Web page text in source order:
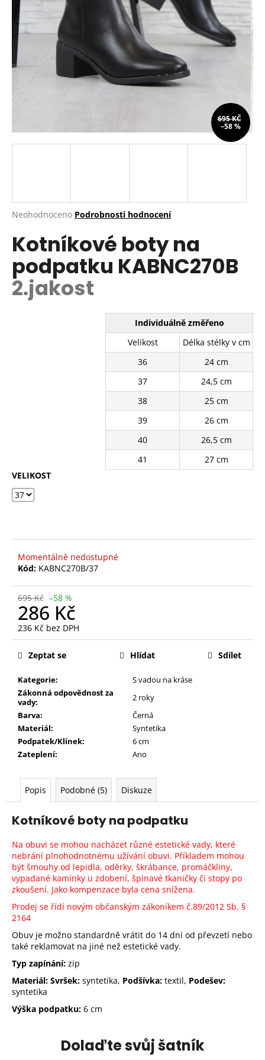
Průměrné
produktu
je
5
hvězdiček.
Neohodnoceno Podrobnosti hodnocení
Kotníkové boty na
podpatku KABNC270B
2.jakost
Individuálně změřeno
Velikost
Délka stélky v cm
36
24 cm
37
24,5 cm
38
25 cm
39
26 cm
40
26,5 cm
41
27 cm
VELIKOST
Momentálně nedostupné
Kód: KABNC270B/37
695 Kč –58 %
286 Kč
236 Kč bez DPH
Měrná
Kategorie:
S vadou na kráse
Zákonná odpovědnost za
vady:
2 roky
Barva:
Černá
Materiál:
Syntetika
Podpatek/Klínek:
6 cm
Zateplení:
Ano
Zeptat se Hlídat Sdílet
695 KČ
–58 %
Popis Podobné (5) Diskuze
Kotníkové boty na podpatku
Na obuvi se mohou nacházet různé estetické vady, které
nebrání plnohodnotnému užívání obuvi. Příkladem mohou
být šmouhy od lepidla, oděrky, škrábance, promáčkliny,
vypadané kamínky u zdobení, špinavé tkaničky či stopy po
zkoušení. Jako kompenzace byla cena snížena.
Prodej se řídí novým občanským zákoníkem č.89/2012 Sb. §
2164
Obuv je možno standardně vrátit do 14 dní od převzetí nebo
také reklamovat na jiné než estetické vady.
Typ zapínání: zip
Materiál: Svršek: syntetika, Podšívka: textil, Podešev:
syntetika
Výška podpatku: 6 cm
Dolaďte svůj šatník
a
t
o
p
r
u
č
u
j